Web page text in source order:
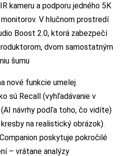
kameru a podporu jedného 5K
V hlučnom prostredí
Boost 2.0, ktorá zabezpečí
dvom samostatným
šumu
nové funkcie umelej
sú Recall (vyhľadávanie v
návrhy podľa toho, čo vidíte)
na realistický obrázok).
poskytuje pokročilé
– vrátane analýzy